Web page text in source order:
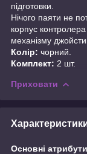
підготовки.
Нічого паяти не
корпус контролера
механізму
Колір: чорний.
Комплект: 2 шт.
Приховати
Основні атрибути